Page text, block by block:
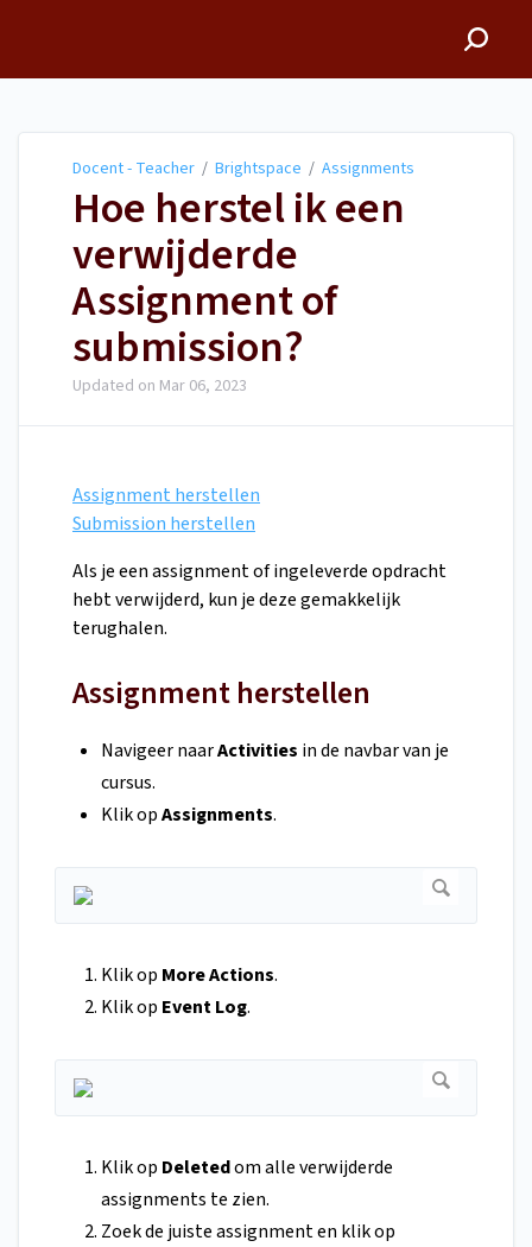
Docent - Teacher / Brightspace / Assignments
Hoe herstel ik een
verwijderde
Assignment of
submission?
Updated on Mar 06, 2023
Assignment herstellen
Submission herstellen
Als je een assignment of ingeleverde opdracht
hebt verwijderd, kun je deze gemakkelijk
terughalen.
Assignment herstellen
Navigeer naarActivities in de navbar van je
cursus.
Klik opAssignments.
Klik op More Actions.
Klik op Event Log.
Klik op Deletedom alle verwijderde
assignments te zien.
Zoek de juiste assignment en klik op